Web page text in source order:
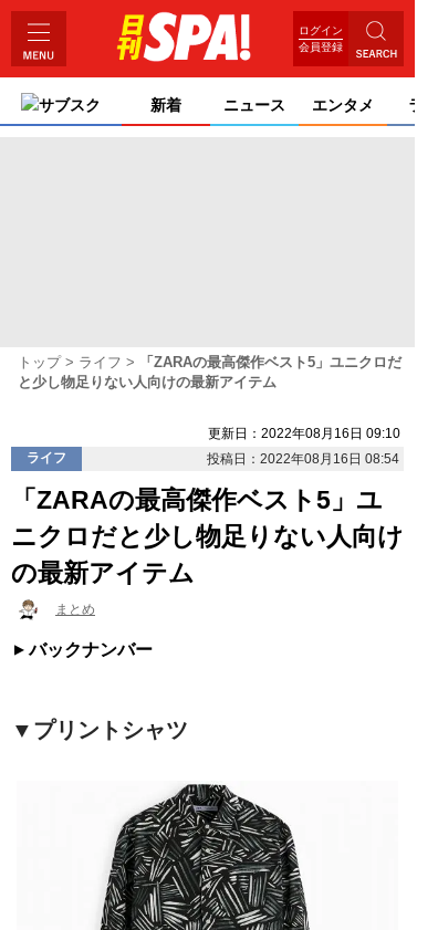
ログイン
会員登録
サブスク 新着 ニュース エンタメ ライ
トップ ライフ
「ZARAの最高傑作ベスト5」ユニクロだ
と少し物足りない人向けの最新アイテム
更新日：2022年08月16日 09:10
ライフ
投稿日：2022年08月16日 08:54
「ZARAの最高傑作ベスト5」ユ
ニクロだと少し物足りない人向け
の最新アイテム
まとめ
バックナンバー
▼プリントシャツ